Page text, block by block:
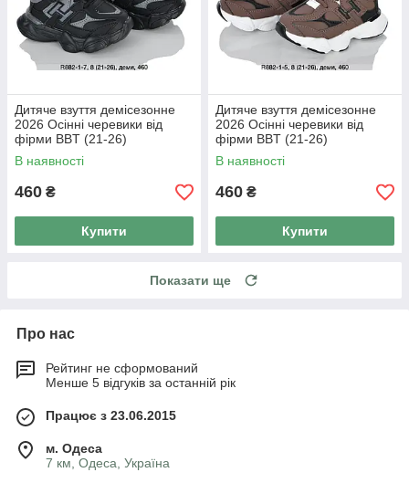
Дитяче взуття демісезонне
2026 Осінні черевики від
фірми BBT (21-26)
В наявності
460 ₴
Купити
Дитяче взуття демісезонне
2026 Осінні черевики від
фірми BBT (21-26)
В наявності
460 ₴
Купити
Показати ще
Про нас
Рейтинг не сформований
Менше 5 відгуків за останній рік
Працює з 23.06.2015
м. Одеса
7 км, Одеса, Україна